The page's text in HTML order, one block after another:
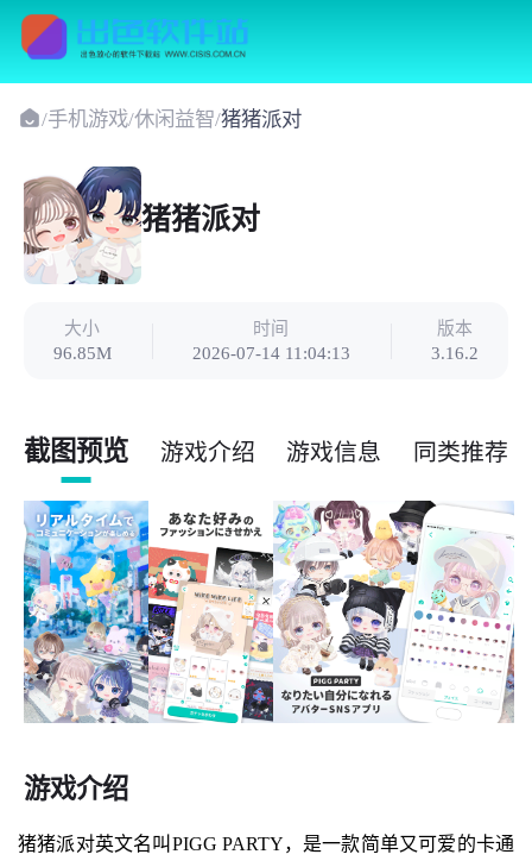
/手机游戏/休闲益智/猪猪派对
猪猪派对
大小
96.85M
时间
2026-07-14 11:04:13
版本
3.16.2
截图预览 游戏介绍 游戏信息 同类推荐
游戏介绍
猪猪派对英文名叫PIGG PARTY，是一款简单又可爱的卡通